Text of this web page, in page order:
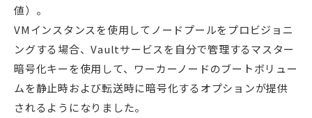
値）。
VMインスタンスを使用してノードプールをプロビジョニ
ングする場合、Vaultサービスを自分で管理するマスター
暗号化キーを使用して、ワーカーノードのブートボリュー
ムを静止時および転送時に暗号化するオプションが提供
されるようになりました。